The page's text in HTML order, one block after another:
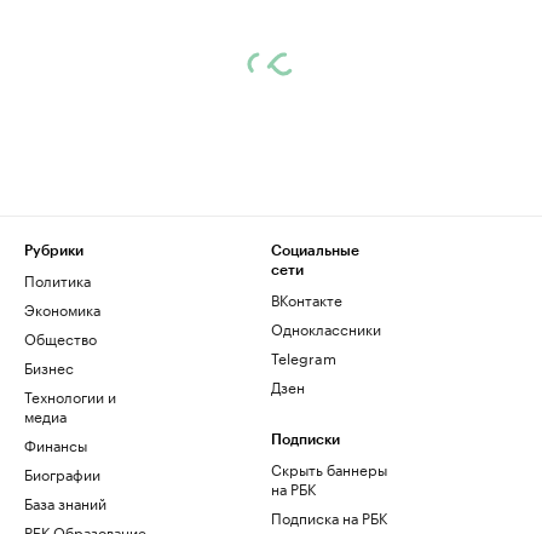
Рубрики
Политика
Экономика
Общество
Бизнес
Технологии и
медиа
Финансы
Биографии
База знаний
Социальные
сети
ВКонтакте
Одноклассники
Telegram
Дзен
Подписки
Скрыть баннеры
на РБК
Подписка на РБК